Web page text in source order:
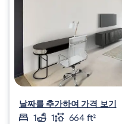
날짜를 추가하여 가격 보기
1
1
664 ft²